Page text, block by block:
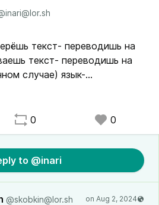
текст- переводишь на
текст- переводишь на
случае) язык-
"отражённое чтение"
повторение своим
прикол, что письменный
руки от клавиатуры
нейросети
0 0
to @inari
@skobkin@lor.sh